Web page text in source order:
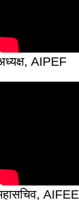
AIPEF
AIFEE